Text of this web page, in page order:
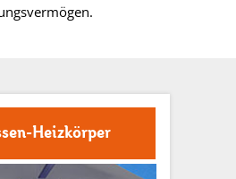
Heizkörper